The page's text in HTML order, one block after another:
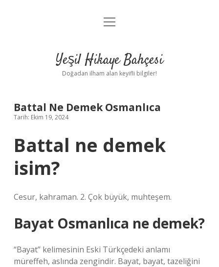
Anasayfa
Yasal Uyarı
menüyü
Yeşil Hikaye Bahçesi
Doğadan ilham alan keyifli bilgiler!
Battal Ne Demek Osmanlıca
Tarih: Ekim 19, 2024
Battal ne demek
isim?
Cesur, kahraman. 2. Çok büyük, muhteşem.
Bayat Osmanlıca ne demek?
“Bayat” kelimesinin Eski Türkçedeki anlamı
müreffeh, aslında zengindir. Bayat, bayat, tazeliğini